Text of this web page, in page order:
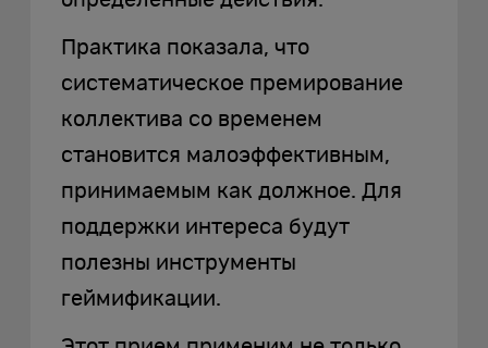
Практика показала, что
систематическое премирование
коллектива со временем
становится малоэффективным,
принимаемым как должное. Для
поддержки интереса будут
полезны инструменты
геймификации.